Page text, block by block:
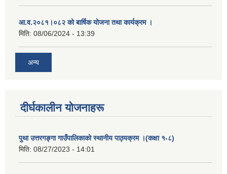
आ.व.२०८१।०८२ को बार्षिक योजना तथा कार्यक्रम ।
मिति: 08/06/2024 - 13:39
अन्य
दीर्घकालीन योजनाहरू
पुथा उत्तरगङ्गा गाउँपालिकाको स्थानीय पाठ्यक्रम ।(कक्षा १-८)
मिति: 08/27/2023 - 14:01